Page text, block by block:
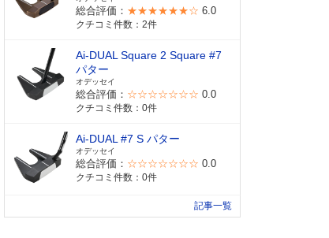
総合評価： ★★★★★★☆ 6.0
クチコミ件数：2件
Ai-DUAL Square 2 Square #7
パター
オデッセイ
総合評価： ☆☆☆☆☆☆☆ 0.0
クチコミ件数：0件
Ai-DUAL #7 S パター
オデッセイ
総合評価： ☆☆☆☆☆☆☆ 0.0
クチコミ件数：0件
記事一覧